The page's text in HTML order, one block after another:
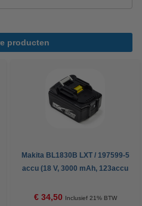
producten
Makita BL1830B LXT / 197599-5
accu (18 V, 3000 mAh, 123accu
€ 34,50 Inclusief 21% BTW